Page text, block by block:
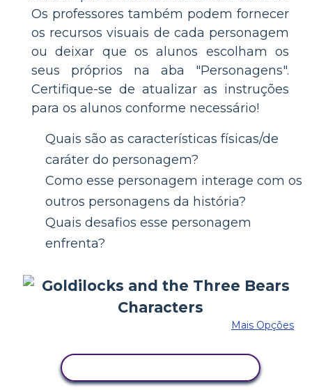
Os professores também podem fornecer
os recursos visuais de cada personagem
ou deixar que os alunos escolham os
seus próprios na aba "Personagens".
Certifique-se de atualizar as instruções
para os alunos conforme necessário!
Quais são as características físicas/de
caráter do personagem?
Como esse personagem interage com os
outros personagens da história?
Quais desafios esse personagem
enfrenta?
Mais Opções